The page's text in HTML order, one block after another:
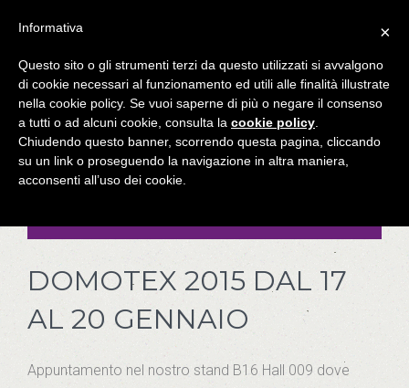
You are here: Home News
DOMOTEX 2015 DAL 17
AL 20 GENNAIO
Appuntamento nel nostro stand B16 Hall 009 dove
×
Informativa
Questo sito o gli strumenti terzi da questo utilizzati si avvalgono
di cookie necessari al funzionamento ed utili alle finalità illustrate
nella cookie policy. Se vuoi saperne di più o negare il consenso
a tutti o ad alcuni cookie, consulta la cookie policy
Chiudendo questo banner, scorrendo questa pagina, cliccando
su un link o proseguendo la navigazione in altra maniera,
acconsenti all’uso dei cookie.